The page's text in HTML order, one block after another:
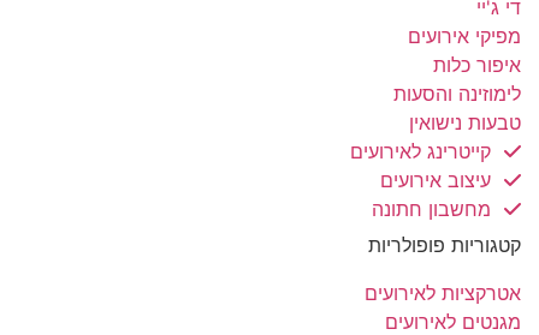
די ג'יי
מפיקי אירועים
איפור כלות
לימוזינה והסעות
טבעות נישואין
קייטרינג לאירועים
עיצוב אירועים
מחשבון חתונה
קטגוריות פופולריות
אטרקציות לאירועים
מגנטים לאירועים